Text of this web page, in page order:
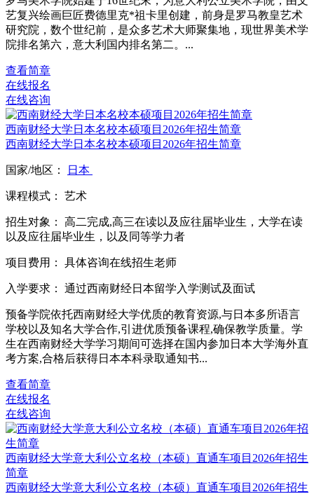
艺复兴绘画巨匠费德里克*祖卡里创建，前身是罗马教皇艺术
研究院，数个世纪前，是众多艺术大师聚集地，现世界美术学
院排名第六，意大利国内排名第二。...
查看简章
在线报名
在线咨询
西南财经大学日本名校本硕项目2026年招生简章
西南财经大学日本名校本硕项目2026年招生简章
国家/地区： 日本
课程模式： 艺术
招生对象： 高二完成,高三在读以及应往届毕业生，大学在读
以及应往届毕业生，以及同等学力者
项目费用： 具体咨询在线招生老师
入学要求： 通过西南财经日本留学入学测试及面试
预备学院依托西南财经大学优质的教育资源,与日本多所语言
学校以及知名大学合作,引进优质预备课程,确保教学质量。学
生在西南财经大学学习期间可选择在国内参加日本大学海外直
考方案,合格后获得日本本科录取通知书...
查看简章
在线报名
在线咨询
西南财经大学意大利公立名校（本硕）直通车项目2026年招生
简章
西南财经大学意大利公立名校（本硕）直通车项目2026年招生